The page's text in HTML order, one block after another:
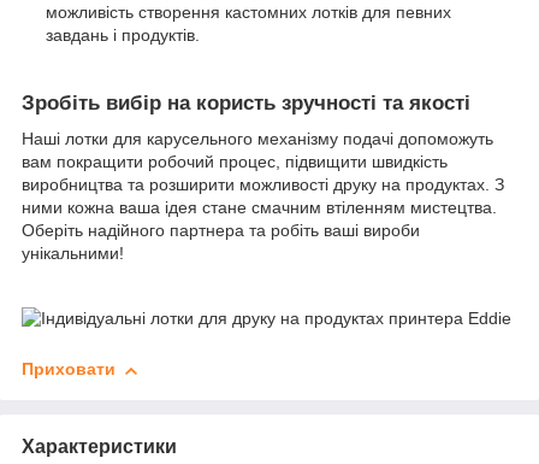
можливість створення кастомних лотків для певних
завдань і продуктів.
Зробіть вибір на користь зручності та якості
Наші лотки для карусельного механізму подачі допоможуть
вам покращити робочий процес, підвищити швидкість
виробництва та розширити можливості друку на продуктах. З
ними кожна ваша ідея стане смачним втіленням мистецтва.
Оберіть надійного партнера та робіть ваші вироби
унікальними!
Приховати
Характеристики